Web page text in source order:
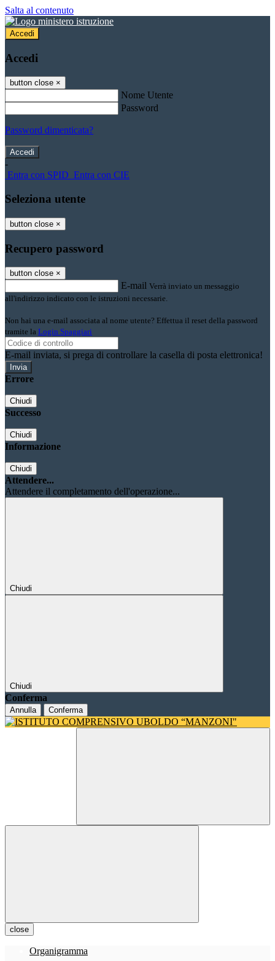
Salta al contenuto
Accedi
Accedi
button close ×
Nome Utente
Password
Password dimenticata?
-
Entra con SPID Entra con CIE
Seleziona utente
button close ×
Recupero password
button close ×
E-mail Verrà inviato un messaggio
all'indirizzo indicato con le istruzioni necessarie.
Non hai una e-mail associata al nome utente? Effettua il reset della password
tramite la Login Spaggiari
E-mail inviata, si prega di controllare la casella di posta elettronica!
Errore
Chiudi
Successo
Chiudi
Informazione
Chiudi
Attendere...
Attendere il completamento dell'operazione...
Chiudi
Chiudi
Conferma
Annulla Conferma
close
Organigramma